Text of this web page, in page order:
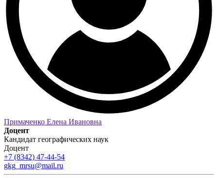
Примаченко Елена Ивановна
Доцент
Кандидат географических наук
Доцент
+7 (8342) 47-44-54
gkg_mrsu@mail.ru